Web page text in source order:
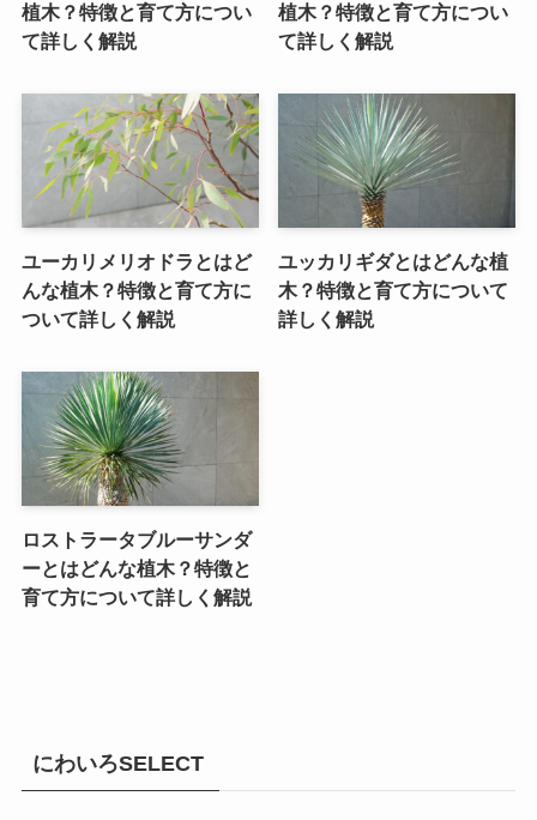
植木？特徴と育て方につい
て詳しく解説
植木？特徴と育て方につい
て詳しく解説
ユーカリメリオドラとはど
んな植木？特徴と育て方に
ついて詳しく解説
ユッカリギダとはどんな植
木？特徴と育て方について
詳しく解説
ロストラータブルーサンダ
ーとはどんな植木？特徴と
育て方について詳しく解説
にわいろSELECT